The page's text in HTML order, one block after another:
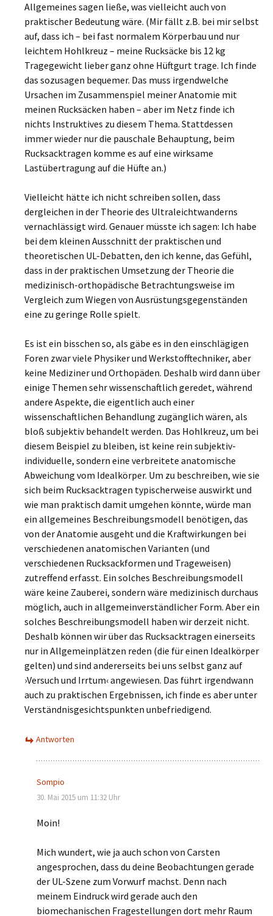
Allgemeines sagen ließe, was vielleicht auch von
praktischer Bedeutung wäre. (Mir fällt z.B. bei mir selbst
auf, dass ich – bei fast normalem Körperbau und nur
leichtem Hohlkreuz – meine Rucksäcke bis 12 kg
Tragegewicht lieber ganz ohne Hüftgurt trage. Ich finde
das sozusagen bequemer. Das muss irgendwelche
Ursachen im Zusammenspiel meiner Anatomie mit
meinen Rucksäcken haben – aber im Netz finde ich
nichts Instruktives zu diesem Thema. Stattdessen
immer wieder nur die pauschale Behauptung, beim
Rucksacktragen komme es auf eine wirksame
Lastübertragung auf die Hüfte an.)
Vielleicht hätte ich nicht schreiben sollen, dass
dergleichen in der Theorie des Ultraleichtwanderns
vernachlässigt wird. Genauer müsste ich sagen: Ich habe
bei dem kleinen Ausschnitt der praktischen und
theoretischen UL-Debatten, den ich kenne, das Gefühl,
dass in der praktischen Umsetzung der Theorie die
medizinisch-orthopädische Betrachtungsweise im
Vergleich zum Wiegen von Ausrüstungsgegenständen
eine zu geringe Rolle spielt.
Es ist ein bisschen so, als gäbe es in den einschlägigen
Foren zwar viele Physiker und Werkstofftechniker, aber
keine Mediziner und Orthopäden. Deshalb wird dann über
einige Themen sehr wissenschaftlich geredet, während
andere Aspekte, die eigentlich auch einer
wissenschaftlichen Behandlung zugänglich wären, als
bloß subjektiv behandelt werden. Das Hohlkreuz, um bei
diesem Beispiel zu bleiben, ist keine rein subjektiv-
individuelle, sondern eine verbreitete anatomische
Abweichung vom Idealkörper. Um zu beschreiben, wie sie
sich beim Rucksacktragen typischerweise auswirkt und
wie man praktisch damit umgehen könnte, würde man
ein allgemeines Beschreibungsmodell benötigen, das
von der Anatomie ausgeht und die Kraftwirkungen bei
verschiedenen anatomischen Varianten (und
verschiedenen Rucksackformen und Trageweisen)
zutreffend erfasst. Ein solches Beschreibungsmodell
wäre keine Zauberei, sondern wäre medizinisch durchaus
möglich, auch in allgemeinverständlicher Form. Aber ein
solches Beschreibungsmodell haben wir derzeit nicht.
Deshalb können wir über das Rucksacktragen einerseits
nur in Allgemeinplätzen reden (die für einen Idealkörper
gelten) und sind andererseits bei uns selbst ganz auf
›Versuch und Irrtum‹ angewiesen. Das führt irgendwann
auch zu praktischen Ergebnissen, ich finde es aber unter
Verständnisgesichtspunkten unbefriedigend.
Antworten
Sompio
30. Mai 2015 um 11:32 Uhr
Moin!
Mich wundert, wie ja auch schon von Carsten
angesprochen, dass du deine Beobachtungen gerade
der UL-Szene zum Vorwurf machst. Denn nach
meinem Eindruck wird gerade auch den
biomechanischen Fragestellungen dort mehr Raum